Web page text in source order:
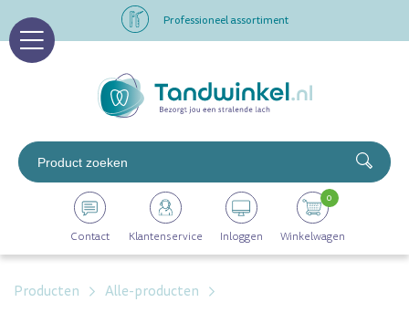
Altijd op voorraad
Op werkdagen voor 16.00 uur besteld, morgen in huis
Altijd op voorraad
Contact Klantenservice Inloggen Winkelwagen
0
Producten Alle-producten